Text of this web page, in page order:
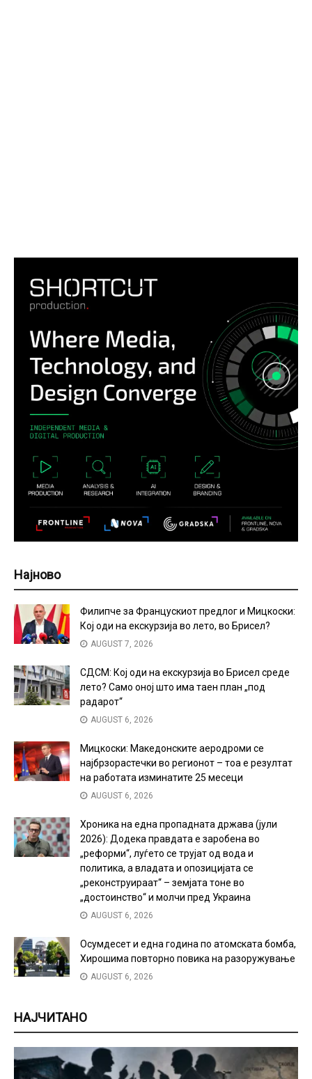
Најново
Филипче за Францускиот предлог и Мицкоски:
Кој оди на екскурзија во лето, во Брисел?
AUGUST 7, 2026
СДСМ: Кој оди на екскурзија во Брисел среде
лето? Само оној што има таен план „под
радарот“
AUGUST 6, 2026
Мицкоски: Македонските аеродроми се
најбрзорастечки во регионот – тоа е резултат
на работата изминатите 25 месеци
AUGUST 6, 2026
Хроника на една пропадната држава (јули
2026): Додека правдата е заробена во
„реформи“, луѓето се трујат од вода и
политика, а владата и опозицијата се
„реконструираат“ – земјата тоне во
„достоинство“ и молчи пред Украина
AUGUST 6, 2026
Осумдесет и една година по атомската бомба,
Хирошима повторно повика на разоружување
AUGUST 6, 2026
НАЈЧИТАНО